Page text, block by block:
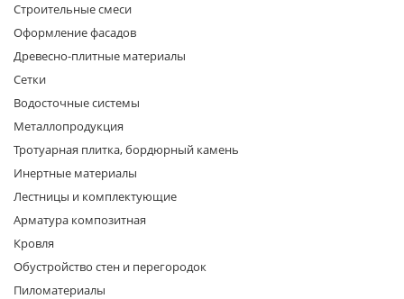
Строительные смеси
Оформление фасадов
Древесно-плитные материалы
Сетки
Водосточные системы
Металлопродукция
Тротуарная плитка, бордюрный камень
Инертные материалы
Лестницы и комплектующие
Арматура композитная
Кровля
Обустройство стен и перегородок
Пиломатериалы
раз в 2 недели